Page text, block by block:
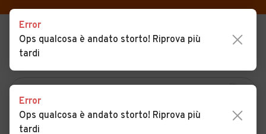
Noleggio a lungo termine
Camper
USATO
NUOVO
Error
Ops qualcosa è andato storto! Riprova più
tardi
Error
Ops qualcosa è andato storto! Riprova più
tardi